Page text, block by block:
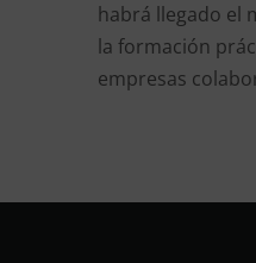
habrá llegado el
la formación
empresas